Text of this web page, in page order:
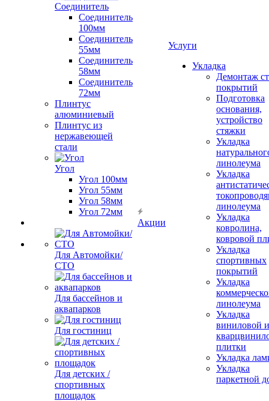
Соединитель
Соединитель
100мм
Соединитель
55мм
Соединитель
58мм
Соединитель
72мм
Плинтус
алюминиевый
Плинтус из
нержавеющей
стали
Угол
Угол 100мм
Угол 55мм
Угол 58мм
Угол 72мм
Для Автомойки/
СТО
Для бассейнов и
аквапарков
Для гостиниц
Для детских /
спортивных
площадок
Акции
Услуги
Укладка
Демонтаж
покрытий
Подготовка
основания,
устройство
стяжки
Укладка
линолеума
Укладка
линолеума
Укладка
ковролина,
ковровой
Укладка
спортивных
покрытий
Укладка
линолеума
Укладка
виниловой и
плитки
Укладка
Укладка
паркетной